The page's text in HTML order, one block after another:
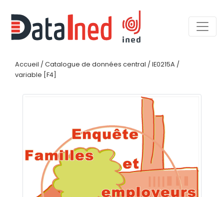
Accueil / Catalogue de données central / IE0215A /
variable [F4]